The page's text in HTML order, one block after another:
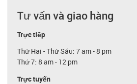
Tư vấn và giao hàng
Trực tiếp
Thứ Hai - Thứ Sáu: 7 am - 8 pm
Thứ 7: 8 am - 12 pm
Trực tuyến